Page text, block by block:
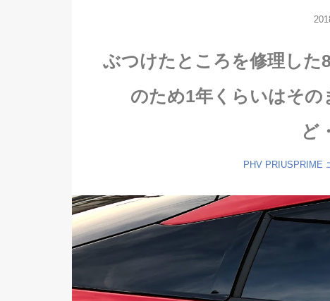
ぶつけたところを修理した
のため1年くらいはそ
ど
PHV PRIUSPRIME